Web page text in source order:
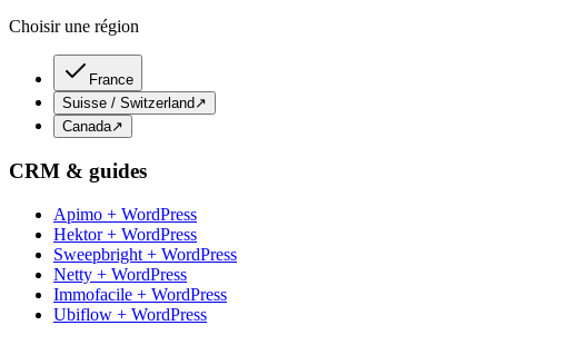
Choisir une région
France
Suisse / Switzerland ↗
Canada↗
CRM & guides
Apimo + WordPress
Hektor + WordPress
Sweepbright + WordPress
Netty + WordPress
Immofacile + WordPress
Ubiflow + WordPress